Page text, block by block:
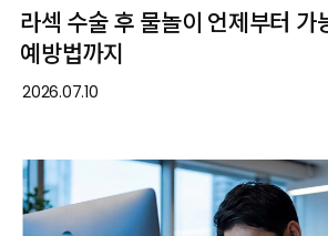
라섹 수술 후 물놀이 언제부터 가
예방법까지
2026.07.10